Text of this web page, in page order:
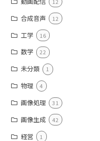
合成音声 12
工学 16
数学 22
未分類 1
物理 4
画像処理 31
画像生成 42
経営 1